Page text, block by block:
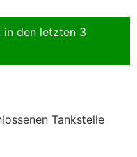
in den letzten 3
Tankstelle